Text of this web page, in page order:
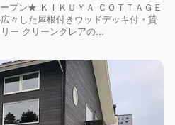
プン★ ＫＩＫＵＹＡ ＣＯＴＴＡＧＥ
々した屋根付きウッドデッキ付・貸
ー クリーンクレアの...